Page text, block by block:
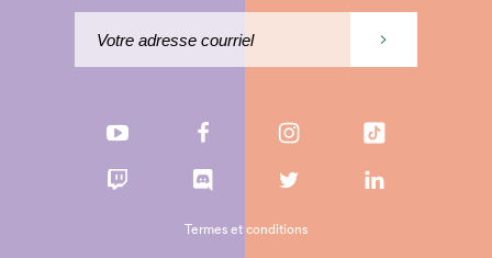
Termes et conditions